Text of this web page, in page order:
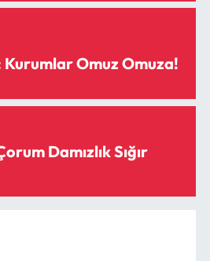
Kurumlar Omuz Omuza!
Damızlık Sığır